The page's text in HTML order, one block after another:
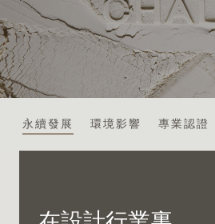
項目案例
最新消息
永續發展 環境影響 專業認證